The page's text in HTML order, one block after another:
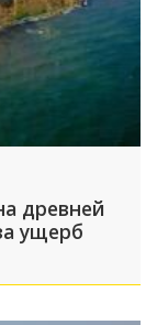
древней
ущерб